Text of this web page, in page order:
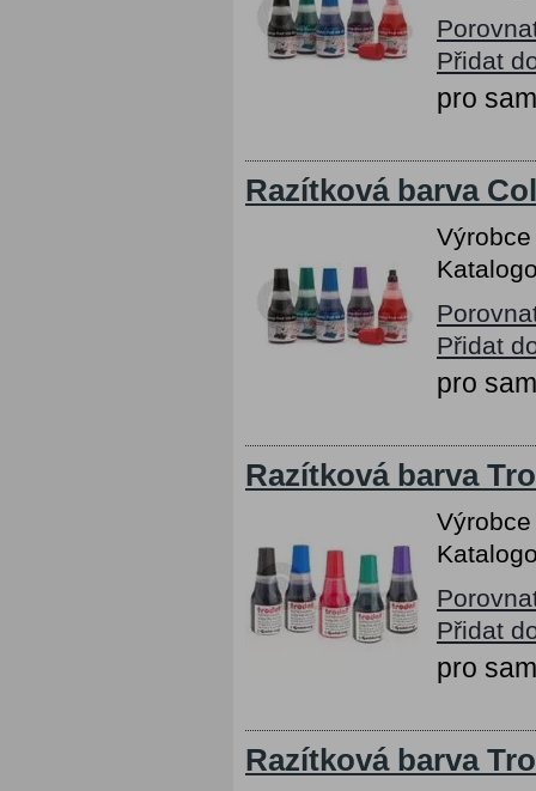
Přidat
pro
Razítková barva
Přidat
pro
Razítková barva
Přidat
pro
Razítková barva